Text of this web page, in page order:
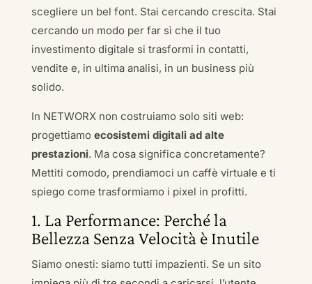
scegliere un bel font. Stai cercando crescita. Stai
cercando un modo per far sì che il tuo
investimento digitale si trasformi in contatti,
vendite e, in ultima analisi, in un business più
solido.
In NETWORX non costruiamo solo siti web:
progettiamo ecosistemi digitali ad alte
prestazioni. Ma cosa significa concretamente?
Mettiti comodo, prendiamoci un caffè virtuale e ti
spiego come trasformiamo i pixel in profitti.
1. La Performance: Perché la
Bellezza Senza Velocità è Inutile
Siamo onesti: siamo tutti impazienti. Se un sito